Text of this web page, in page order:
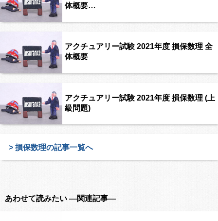
体概要…
アクチュアリー試験 2021年度 損保数理 全
体概要
アクチュアリー試験 2021年度 損保数理 (上
級問題)
> 損保数理の記事一覧へ
あわせて読みたい ―関連記事―